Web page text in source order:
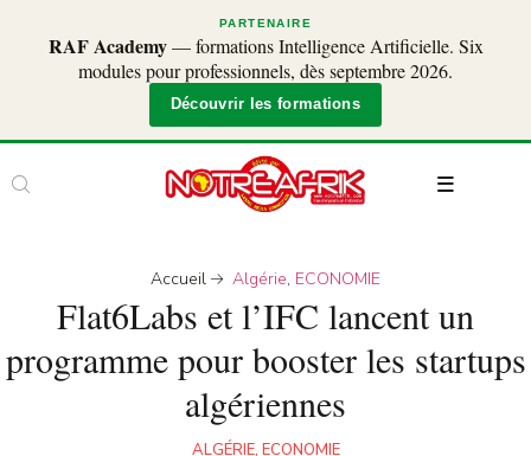
PARTENAIRE
RAF Academy— formations Intelligence Artificielle. Six
modules pour professionnels, dès septembre 2026.
Découvrir les formations
Accueil Algérie, ECONOMIE
Flat6Labs et l’IFC lancent un
programme pour booster les startups
algériennes
ALGÉRIE, ECONOMIE